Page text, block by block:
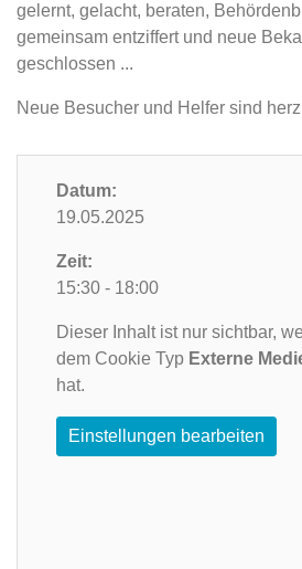
gelernt, gelacht, beraten,
gemeinsam entziffert und neue
‎geschlossen ...‎
Neue Besucher und Helfer sind
Datum:
19.05.2025
Zeit:
15:30 - 18:00
Dieser Inhalt ist nur sichtbar,
dem Cookie Typ Externe
hat.
Einstellungen bearbeiten